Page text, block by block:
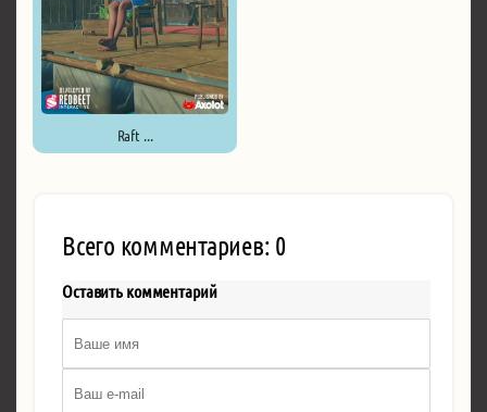
Raft ...
Всего комментариев: 0
Оставить комментарий